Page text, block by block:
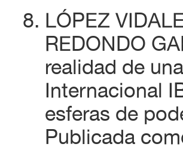
LÓPEZ
REDONDO
realidad de
Internacional
esferas de
Publicada